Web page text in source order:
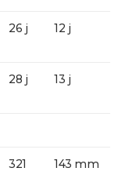
26 j 12 j
28 j 13 j
321
143 mm